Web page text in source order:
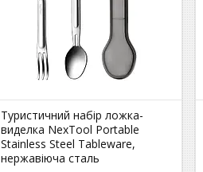
Туристичний набір ложка-
виделка NexTool Portable
Stainless Steel Tableware,
нержавіюча сталь